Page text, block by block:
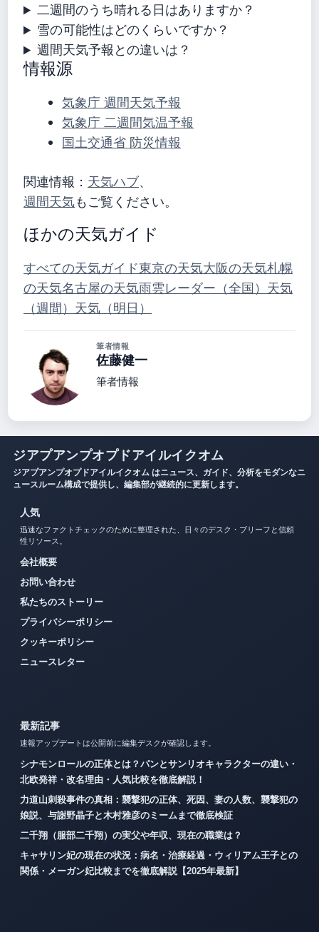
二週間のうち晴れる日はありますか？
雪の可能性はどのくらいですか？
週間天気予報との違いは？
情報源
気象庁 週間天気予報
気象庁 二週間気温予報
国土交通省 防災情報
関連情報： 天気ハブ、
週間天気もご覧ください。
ほかの天気ガイド
すべての天気ガイド東京の天気大阪の天気札幌
の天気名古屋の天気雨雲レーダー（全国） 天気
（週間） 天気（明日）
筆者情報
佐藤健一
筆者情報
ジアプアンプオプドアイルイクオム
ジアプアンプオプドアイルイクオム はニュース、ガイド、分析をモダンなニ
ュースルーム構成で提供し、編集部が継続的に更新します。
人気
迅速なファクトチェックのために整理された、日々のデスク・ブリーフと信頼
性リソース。
会社概要
お問い合わせ
私たちのストーリー
プライバシーポリシー
クッキーポリシー
ニュースレター
最新記事
速報アップデートは公開前に編集デスクが確認します。
シナモンロールの正体とは？パンとサンリオキャラクターの違い・
北欧発祥・改名理由・人気比較を徹底解説！
力道山刺殺事件の真相：襲撃犯の正体、死因、妻の人数、襲撃犯の
娘説、与謝野晶子と木村雅彦のミームまで徹底検証
二千翔（服部二千翔）の実父や年収、現在の職業は？
キャサリン妃の現在の状況：病名・治療経過・ウィリアム王子との
関係・メーガン妃比較までを徹底解説【2025年最新】